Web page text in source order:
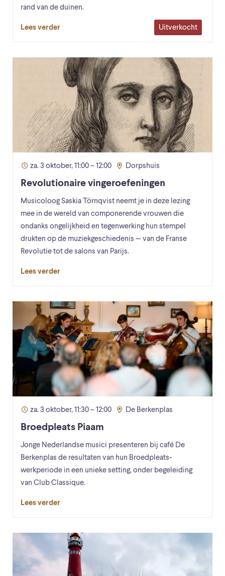
rand van de duinen.
Lees verder Uitverkocht
za. 3 oktober, 11:00 – 12:00 Dorpshuis
Revolutionaire vingeroefeningen
Musicoloog Saskia Törnqvist neemt je in deze lezing
mee in de wereld van componerende vrouwen die
ondanks ongelijkheid en tegenwerking hun stempel
drukten op de muziekgeschiedenis — van de Franse
Revolutie tot de salons van Parijs.
Lees verder
za. 3 oktober, 11:30 – 12:00 De Berkenplas
Broedpleats Piaam
Jonge Nederlandse musici presenteren bij café De
Berkenplas de resultaten van hun Broedpleats-
werkperiode in een unieke setting, onder begeleiding
van Club Classique.
Lees verder